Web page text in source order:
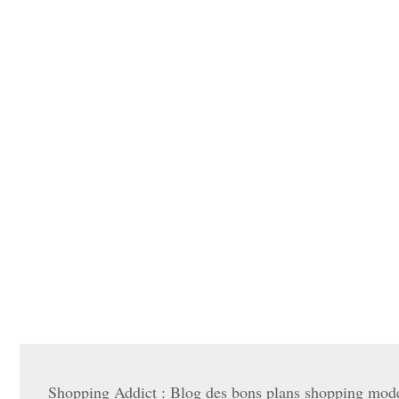
Shopping Addict : Blog des bons plans shopping